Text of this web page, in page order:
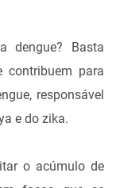
dengue? Basta
contribuem para
responsável
e do zika.
o acúmulo de